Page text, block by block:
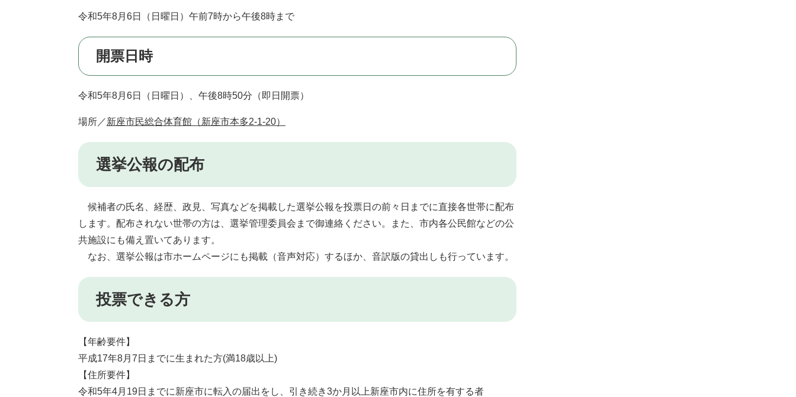
令和5年8月6日（日曜日）午前7時から午後8時まで
開票日時
令和5年8月6日（日曜日）、午後8時50分（即日開票）
場所／新座市民総合体育館（新座市本多2-1-20）
選挙公報の配布
候補者の氏名、経歴、政見、写真などを掲載した選挙公報を投票日の前々日までに直接各世帯に配布
します。配布されない世帯の方は、選挙管理委員会まで御連絡ください。また、市内各公民館などの公
共施設にも備え置いてあります。
なお、選挙公報は市ホームページにも掲載（音声対応）するほか、音訳版の貸出しも行っています。
投票できる方
【年齢要件】
平成17年8月7日までに生まれた方(満18歳以上)
【住所要件】
令和5年4月19日までに新座市に転入の届出をし、引き続き3か月以上新座市内に住所を有する者